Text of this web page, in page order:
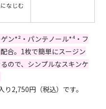
なじむ
ン*²・パンテノール*⁴・フ
合。1枚で簡単にスージン
ので、シンプルなスキンケ
2,750円（税込）です。